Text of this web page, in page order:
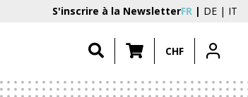
S'inscrire à la NewsletterFR DE IT
CHF